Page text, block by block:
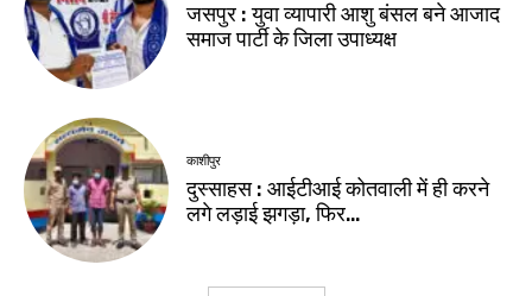
जसपुर : युवा व्यापारी आशु बंसल बने आजाद
समाज पार्टी के जिला उपाध्यक्ष
काशीपुर
दुस्साहस : आईटीआई कोतवाली में ही करने
लगे लड़ाई झगड़ा, फिर…